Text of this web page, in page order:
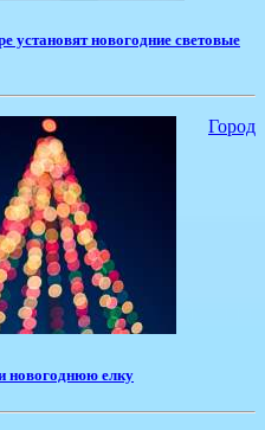
установят новогодние световые
Город
новогоднюю елку